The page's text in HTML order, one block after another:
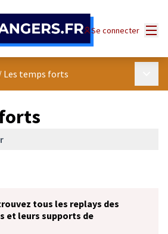
Se connecter
Les temps forts
tous les replays des
et leurs supports de